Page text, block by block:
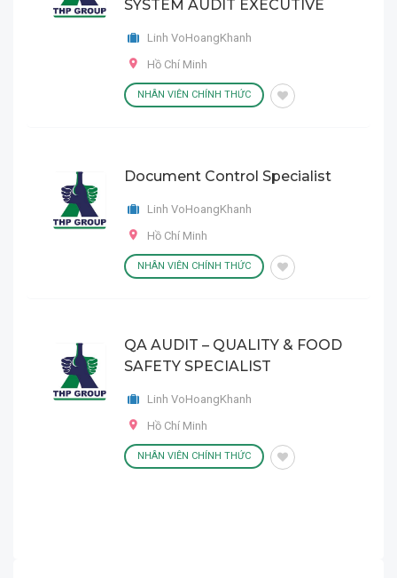
SYSTEM AUDIT EXECUTIVE
Linh VoHoangKhanh
Hồ Chí Minh
NHÂN VIÊN CHÍNH THỨC
Document Control Specialist
Linh VoHoangKhanh
Hồ Chí Minh
NHÂN VIÊN CHÍNH THỨC
QA AUDIT – QUALITY & FOOD
SAFETY SPECIALIST
Linh VoHoangKhanh
Hồ Chí Minh
NHÂN VIÊN CHÍNH THỨC